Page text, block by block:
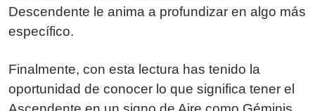
Descendente le anima a profundizar en algo más
específico.
Finalmente, con esta lectura has tenido la
oportunidad de conocer lo que significa tener el